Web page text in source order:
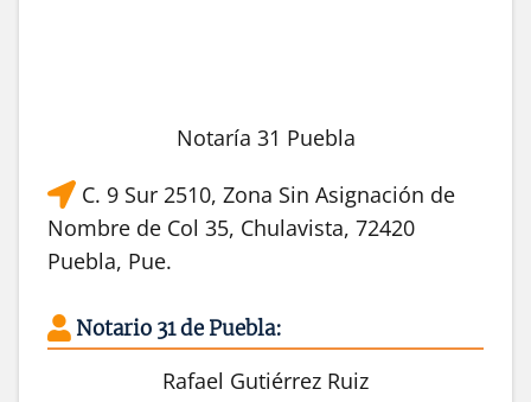
Notaría 31 Puebla
C. 9 Sur 2510, Zona Sin Asignación de
Nombre de Col 35, Chulavista, 72420
Puebla, Pue.
Notario 31 de Puebla:
Rafael Gutiérrez Ruiz